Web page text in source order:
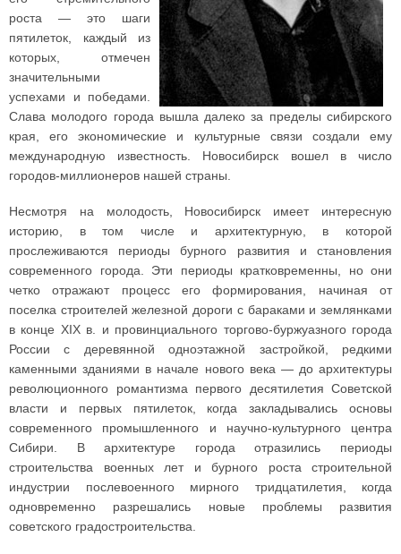
роста — это шаги
пятилеток, каждый из
которых, отмечен
значительными
успехами и победами.
Слава молодого города вышла далеко за пределы сибирского
края, его экономические и культурные связи создали ему
международную известность. Новосибирск вошел в число
городов-миллионеров нашей страны.
Несмотря на молодость, Новосибирск имеет интересную
историю, в том числе и архитектурную, в которой
прослеживаются периоды бурного развития и становления
современного города. Эти периоды кратковременны, но они
четко отражают процесс его формирования, начиная от
поселка строителей железной дороги с бараками и землянками
в конце XIX в. и провинциального торгово-буржуазного города
России с деревянной одноэтажной застройкой, редкими
каменными зданиями в начале нового века — до архитектуры
революционного романтизма первого десятилетия Советской
власти и первых пятилеток, когда закладывались основы
современного промышленного и научно-культурного центра
Сибири. В архитектуре города отразились периоды
строительства военных лет и бурного роста строительной
индустрии послевоенного мирного тридцатилетия, когда
одновременно разрешались новые проблемы развития
советского градостроительства.